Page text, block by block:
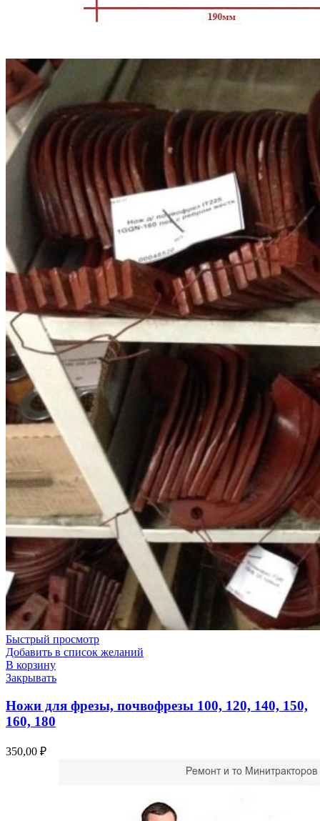
Быстрый просмотр
Добавить в список желаний
В корзину
Закрывать
Ножи для фрезы, почвофрезы 100, 120, 140, 150,
160, 180
350,00 ₽